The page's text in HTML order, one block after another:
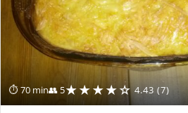
⏱ 70 min👥 5★★★★☆ 4.43 (7)